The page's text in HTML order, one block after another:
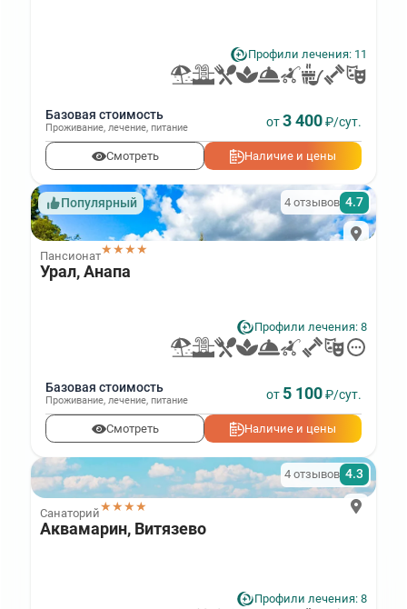
Профили лечения: 11
Базовая стоимость
Проживание, лечение, питание от3 400₽/сут.
Смотреть Наличие и цены
Популярный
Пансионат★★★★
4 отзывов 4.7
Урал, Анапа
Профили лечения: 8
Базовая стоимость
Проживание, лечение, питание от 5 100₽/сут.
Смотреть Наличие и цены
Санаторий★★★★
4 отзывов 4.3
Аквамарин, Витязево
Профили лечения: 8